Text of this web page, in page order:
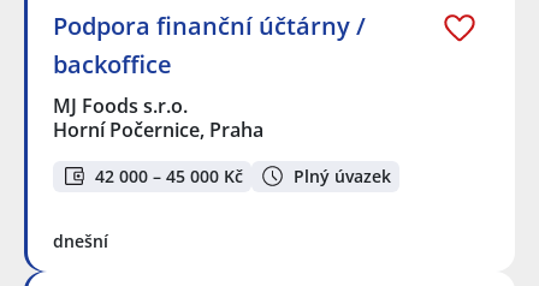
Podpora finanční účtárny /
backoffice
MJ Foods s.r.o.
Horní Počernice, Praha
42 000 – 45 000 Kč Plný úvazek
dnešní